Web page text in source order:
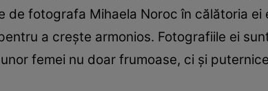
de fotografa Mihaela Noroc în călătoria
a creşte armonios. Fotografiile ei
femei nu doar frumoase, ci şi